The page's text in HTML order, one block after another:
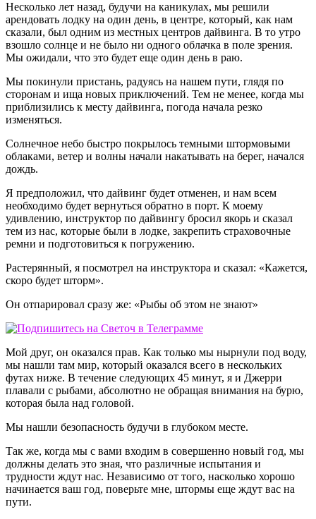
Несколько лет назад, будучи на каникулах, мы решили
арендовать лодку на один день, в центре, который, как нам
сказали, был одним из местных центров дайвинга. В то утро
взошло солнце и не было ни одного облачка в поле зрения.
Мы ожидали, что это будет еще один день в раю.
Мы покинули пристань, радуясь на нашем пути, глядя по
сторонам и ища новых приключений. Тем не менее, когда мы
приблизились к месту дайвинга, погода начала резко
изменяться.
Солнечное небо быстро покрылось темными штормовыми
облаками, ветер и волны начали накатывать на берег, начался
дождь.
Я предположил, что дайвинг будет отменен, и нам всем
необходимо будет вернуться обратно в порт. К моему
удивлению, инструктор по дайвингу бросил якорь и сказал
тем из нас, которые были в лодке, закрепить страховочные
ремни и подготовиться к погружению.
Растерянный, я посмотрел на инструктора и сказал: «Кажется,
скоро будет шторм».
Он отпарировал сразу же: «Рыбы об этом не знают»
Мой друг, он оказался прав. Как только мы нырнули под воду,
мы нашли там мир, который оказался всего в нескольких
футах ниже. В течение следующих 45 минут, я и Джерри
плавали с рыбами, абсолютно не обращая внимания на бурю,
которая была над головой.
Мы нашли безопасность будучи в глубоком месте.
Так же, когда мы с вами входим в совершенно новый год, мы
должны делать это зная, что различные испытания и
трудности ждут нас. Независимо от того, насколько хорошо
начинается ваш год, поверьте мне, штормы еще ждут вас на
пути.